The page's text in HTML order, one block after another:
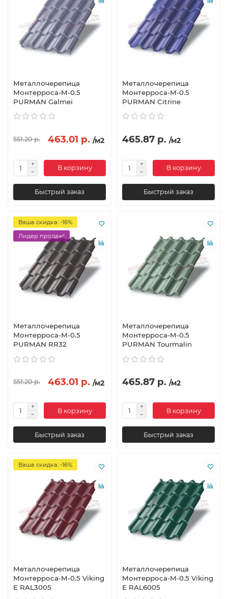
Металлочерепица
Монтерроса-M-0.5
PURMAN Galmei
551.20 р. 463.01 р. /м2
В корзину
Быстрый заказ
Металлочерепица
Монтерроса-M-0.5
PURMAN Citrine
465.87 р. /м2
В корзину
Быстрый заказ
Ваша скидка: -16%
Лидер продаж!
Металлочерепица
Монтерроса-M-0.5
PURMAN RR32
551.20 р. 463.01 р. /м2
В корзину
Быстрый заказ
Металлочерепица
Монтерроса-M-0.5
PURMAN Tourmalin
465.87 р. /м2
В корзину
Быстрый заказ
Ваша скидка: -16%
Металлочерепица
Монтерроса-M-0.5 Viking
E RAL3005
Металлочерепица
Монтерроса-M-0.5 Viking
E RAL6005